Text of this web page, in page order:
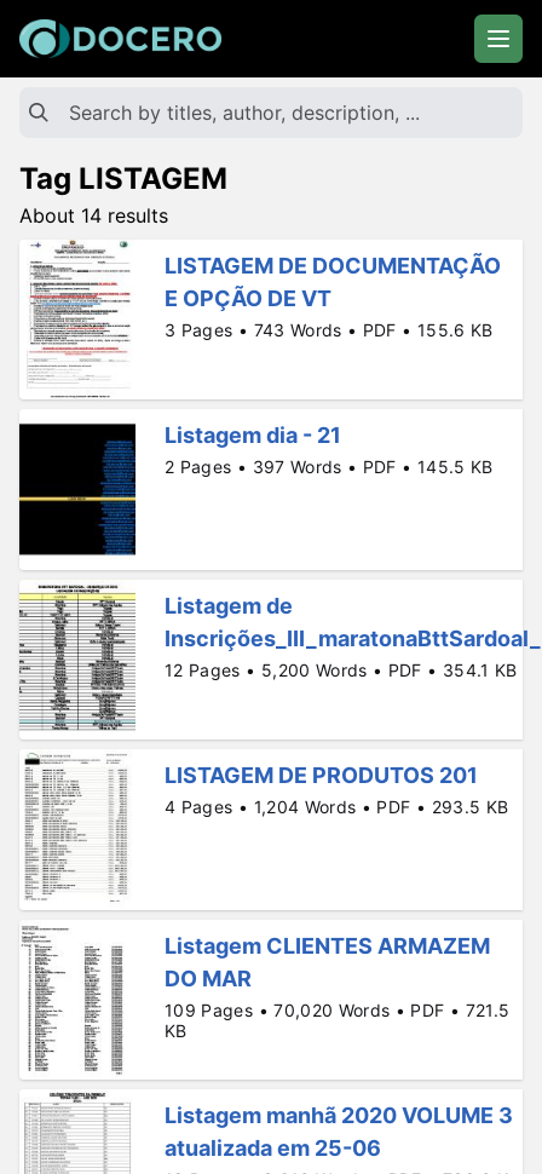
Tag LISTAGEM
About 14 results
LISTAGEM DE DOCUMENTAÇÃO
E OPÇÃO DE VT
3 Pages • 743 Words • PDF • 155.6 KB
Listagem dia - 21
2 Pages • 397 Words • PDF • 145.5 KB
Listagem de
12 Pages • 5,200 Words • PDF • 354.1 KB
LISTAGEM DE PRODUTOS 201
4 Pages • 1,204 Words • PDF • 293.5 KB
Listagem CLIENTES ARMAZEM
DO MAR
109 Pages • 70,020 Words • PDF • 721.5
KB
Listagem manhã 2020 VOLUME 3
atualizada em 25-06